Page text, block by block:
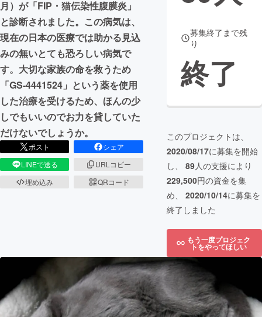
月）が「FIP・猫伝染性腹膜炎」
と診断されました。この病気は、
現在の日本の医療では助かる見込
みの無いとても恐ろしい病気で
す。大切な家族の命を救うため
「GS-4441524」という薬を使用
した治療を受けるため、ほんの少
しでもいいのでお力を貸していた
だけないでしょうか。
ポスト
シェア
LINEで送る
URLコピー
埋め込み
QRコード
募集終了まで残
り
終了
このプロジェクトは、
2020/08/17に募集を開始
し、 89人の支援により
229,500円の資金を集
め、 2020/10/14に募集を
終了しました
もう一度プロジェク
トをやってほしい